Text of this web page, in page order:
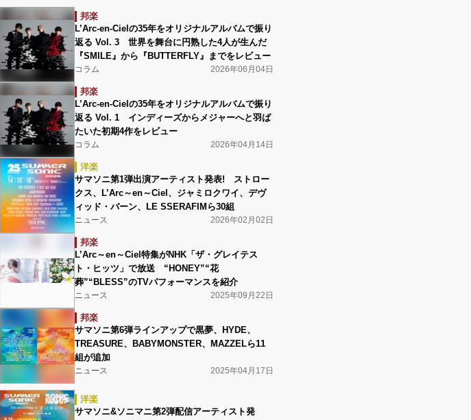
邦楽
L’Arc-en-Cielの35年をオリジナルアルバムで振り
返る Vol. 3 世界を舞台に円熟した4人が生んだ
『SMILE』から『BUTTERFLY』までをレビュー
コラム 2026年06月04日
邦楽
L’Arc-en-Cielの35年をオリジナルアルバムで振り
返る Vol. 1 インディーズからメジャーへと羽ば
たいた初期4作をレビュー
コラム 2026年04月14日
洋楽
サマソニ第1弾出演アーティスト発表! ストロー
クス、L’Arc～en～Ciel、ジャミロクワイ、デヴ
ィッド・バーン、LE SSERAFIMら30組
ニュース 2026年02月02日
邦楽
L’Arc～en～Ciel特集がNHK「ザ・グレイテス
ト・ヒッツ」で放送 “HONEY”“花
葬”“BLESS”のTVパフォーマンスを紹介
ニュース 2025年09月22日
邦楽
サマソニ第6弾ラインアップで黒夢、HYDE、
TREASURE、BABYMONSTER、MAZZELら11
組が追加
ニュース 2025年04月17日
洋楽
サマソニ&ソニマニ第2弾配信アーティスト発